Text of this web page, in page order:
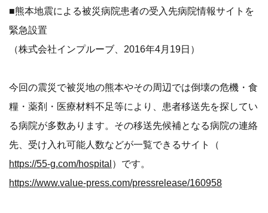
■熊本地震による被災病院患者の受入先病院情報サイトを
緊急設置
（株式会社インプルーブ、2016年4月19日）
今回の震災で被災地の熊本やその周辺では倒壊の危機・食
糧・薬剤・医療材料不足等により、患者移送先を探してい
る病院が多数あります。その移送先候補となる病院の連絡
先、受け入れ可能人数などが一覧できるサイト（
https://55-g.com/hospital）です。
https://www.value-press.com/pressrelease/160958